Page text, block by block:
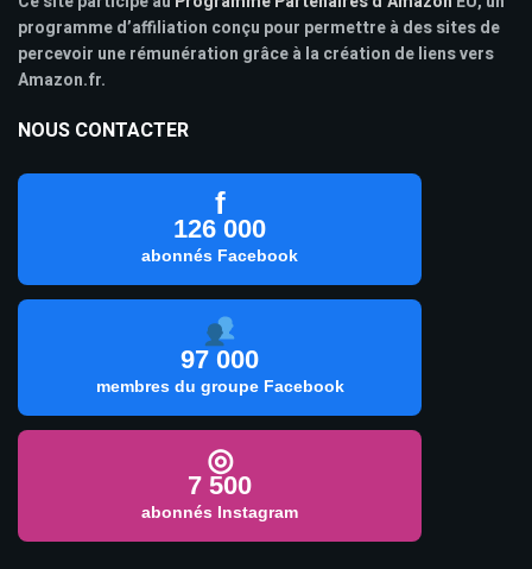
programme d’affiliation conçu pour permettre à des sites de
percevoir une rémunération grâce à la création de liens vers
Amazon.fr.
NOUS CONTACTER
f
126 000
abonnés Facebook
97 000
membres du groupe Facebook
◎
7 500
abonnés Instagram